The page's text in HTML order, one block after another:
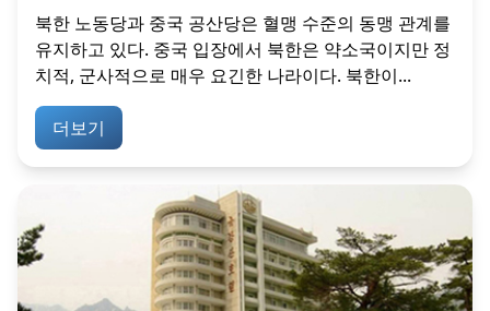
북한 노동당과 중국 공산당은 혈맹 수준의 동맹 관계를
유지하고 있다. 중국 입장에서 북한은 약소국이지만 정
치적, 군사적으로 매우 요긴한 나라이다. 북한이...
더보기